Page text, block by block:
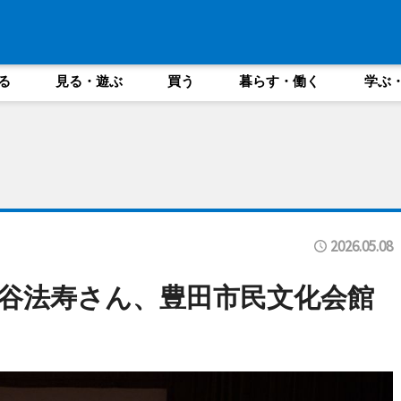
見る・遊ぶ 買う 暮らす・働く 学ぶ
2026.05.08
法寿さん、豊田市民文化会館